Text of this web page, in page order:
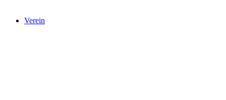
Verein